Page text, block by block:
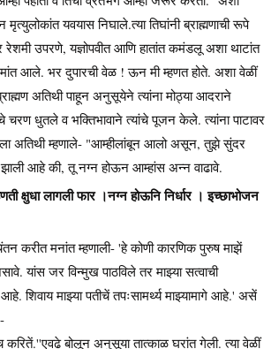
यवयास निघाले.त्या तिघांनी ब्राह्मणाची रूपे
उपरणे, यज्ञोपवीत आणि हातांत कमंडलू अशा थाटांत
आले. भर दुपारची वेळ ! ऊन मी म्हणत होते. अशा वेळीं
अतिथी पाहून अनुसूयेने त्यांना मोठ्या आदराने
धुतले व भक्तिभावाने त्यांचे पूजन केले. त्यांना पाटावर
अतिथी म्हणाले- "आम्हीलांबून आलो असून, तुझे सुंदर
आहे की, तू नग्न होऊन आम्हांस अन्न वाढावे.
क्षुधा लागली फार ।नग्न होऊनि निर्धार । इच्छाभोजन
करीत मनांत म्हणाली- 'हे कोणी कारणिक पुरुष माझें
यांस जर विन्मुख पाठविले तर माझ्या सत्वाची
शिवाय माझ्या पतीचें तपःसामर्थ्य माझ्यामागे आहे.' असें
करितें.''एवढे बोलून अनुसूया तात्काळ घरांत गेली. त्या वेळीं